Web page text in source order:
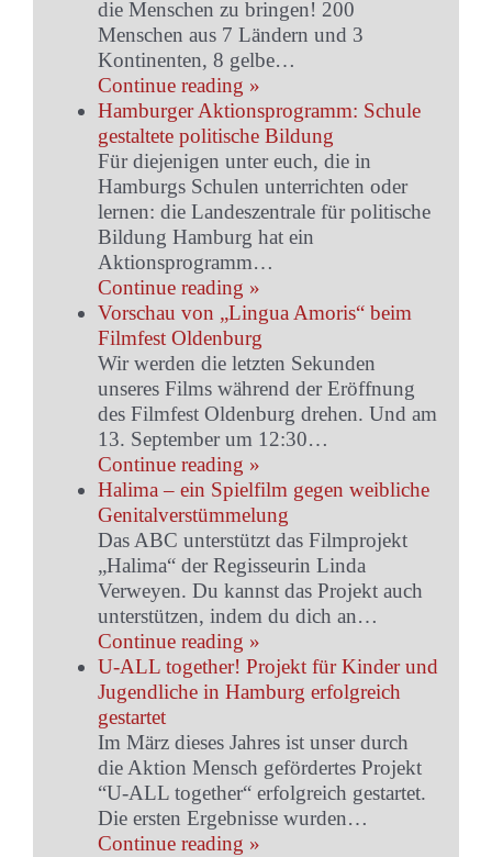
die Menschen zu bringen! 200
Menschen aus 7 Ländern und 3
Kontinenten, 8 gelbe…
Continue reading »
Hamburger Aktionsprogramm: Schule
gestaltete politische Bildung
Für diejenigen unter euch, die in
Hamburgs Schulen unterrichten oder
lernen: die Landeszentrale für politische
Bildung Hamburg hat ein
Aktionsprogramm…
Continue reading »
Vorschau von „Lingua Amoris“ beim
Filmfest Oldenburg
Wir werden die letzten Sekunden
unseres Films während der Eröffnung
des Filmfest Oldenburg drehen. Und am
13. September um 12:30…
Continue reading »
Halima – ein Spielfilm gegen weibliche
Genitalverstümmelung
Das ABC unterstützt das Filmprojekt
„Halima“ der Regisseurin Linda
Verweyen. Du kannst das Projekt auch
unterstützen, indem du dich an…
Continue reading »
U-ALL together! Projekt für Kinder und
Jugendliche in Hamburg erfolgreich
gestartet
Im März dieses Jahres ist unser durch
die Aktion Mensch gefördertes Projekt
“U-ALL together“ erfolgreich gestartet.
Die ersten Ergebnisse wurden…
Continue reading »